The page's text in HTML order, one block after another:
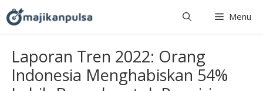
Langsung
ke
Menu
Laporan Tren 2022: Orang
Indonesia Menghabiskan 54%